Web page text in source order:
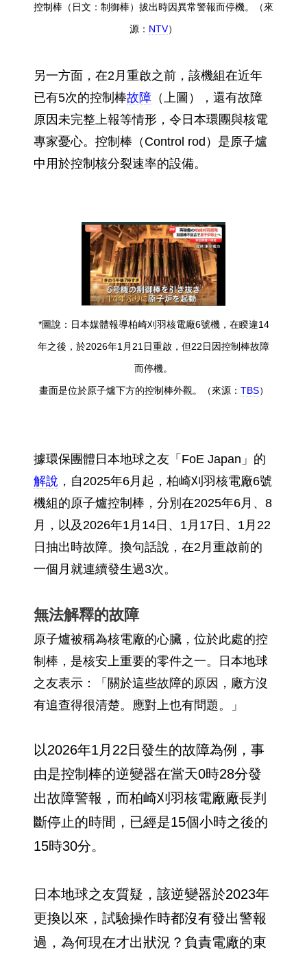
控制棒（日文：制御棒）拔出時因異常警報而停機。（來
源： NTV）
另一方面，在2月重啟之前，該機組在近年
已有5次的控制棒故障（上圖），還有故障
原因未完整上報等情形，令日本環團與核電
專家憂心。控制棒（Control rod）是原子爐
中用於控制核分裂速率的設備。
*圖說：日本媒體報導柏崎刈羽核電廠6號機，在睽違14
年之後，於2026年1月21日重啟，但22日因控制棒故障
而停機。
畫面是位於原子爐下方的控制棒外觀。（來源： TBS）
據環保團體日本地球之友「FoE Japan」的
解說 ，自2025年6月起，柏崎刈羽核電廠6號
機組的原子爐控制棒，分別在2025年6月、8
月，以及2026年1月14日、1月17日、1月22
日抽出時故障。換句話說，在2月重啟前的
一個月就連續發生過3次。
無法解釋的故障
原子爐被稱為核電廠的心臟，位於此處的控
制棒，是核安上重要的零件之一。日本地球
之友表示：「關於這些故障的原因，廠方沒
有追查得很清楚。應對上也有問題。」
以2026年1月22日發生的故障為例，事
由是控制棒的逆變器在當天0時28分發
出故障警報，而柏崎刈羽核電廠廠長判
斷停止的時間，已經是15個小時之後的
15時30分。
日本地球之友質疑，該逆變器於2023年
更換以來，試驗操作時都沒有發出警報
過，為何現在才出狀況？負責電廠的東